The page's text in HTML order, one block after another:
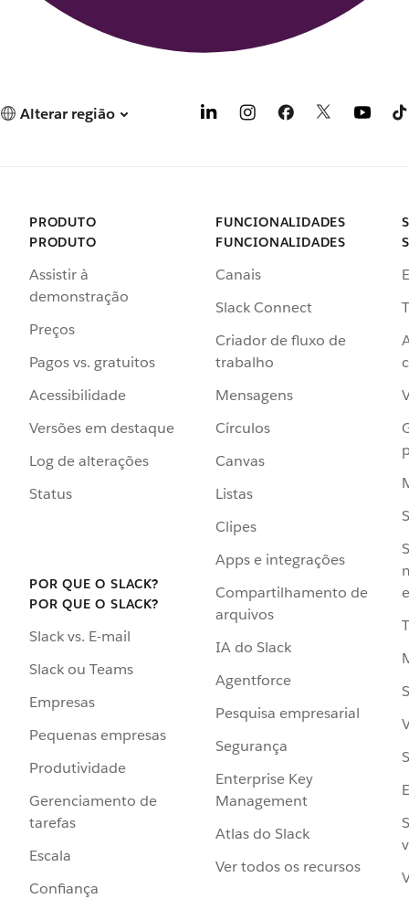
Alterar região
PRODUTO
PRODUTO
Assistir à
demonstração
Preços
Pagos vs. gratuitos
Acessibilidade
Versões em destaque
Log de alterações
Status
POR QUE O SLACK?
POR QUE O SLACK?
Slack vs. E-mail
Slack ou Teams
Empresas
Pequenas empresas
Produtividade
Gerenciamento de
tarefas
Escala
Confiança
FUNCIONALIDADES
FUNCIONALIDADES
Canais
Slack Connect
Criador de fluxo de
trabalho
Mensagens
Círculos
Canvas
Listas
Clipes
Apps e integrações
Compartilhamento de
arquivos
IA do Slack
Agentforce
Pesquisa empresarial
Segurança
Enterprise Key
Management
Atlas do Slack
Ver todos os recursos